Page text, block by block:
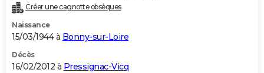
Créer une cagnotte obsèques
Naissance
15/03/1944 à Bonny-sur-Loire
Décès
16/02/2012 à Pressignac-Vicq